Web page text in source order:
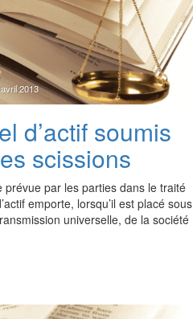
2013
d’actif soumis
scissions
par les parties dans le traité
emporte, lorsqu’il est placé sous
universelle, de la société